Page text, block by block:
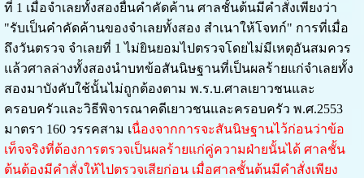
ที่ 1 เมื่อจำเลยทั้งสองยื่นคำคัดค้าน ศาลชั้นต้นมีคำสั่งเพียงว่า
"รับเป็นคำคัดค้านของจำเลยทั้งสอง สำเนาให้โจทก์" การที่เมื่อ
ถึงวันตรวจ จำเลยที่ 1 ไม่ยินยอมไปตรวจโดยไม่มีเหตุอันสมควร
แล้วศาลล่างทั้งสองนำบทข้อสันนิษฐานที่เป็นผลร้ายแก่จำเลยทั้ง
สองมาบังคับใช้นั้นไม่ถูกต้องตาม พ.ร.บ.ศาลเยาวชนและ
ครอบครัวและวิธีพิจารณาคดีเยาวชนและครอบครัว พ.ศ.2553
มาตรา 160 วรรคสาม เนื่องจากการจะสันนิษฐานไว้ก่อนว่าข้อ
เท็จจริงที่ต้องการตรวจเป็นผลร้ายแก่คู่ความฝ่ายนั้นได้ ศาลชั้น
ต้นต้องมีคำสั่งให้ไปตรวจเสียก่อน เมื่อศาลชั้นต้นมีคำสั่งเพียง